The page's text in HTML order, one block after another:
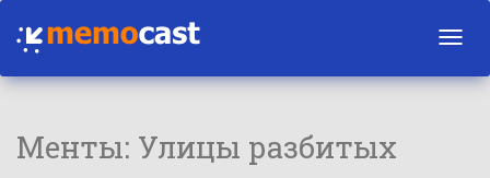
Менты: Улицы разбитых